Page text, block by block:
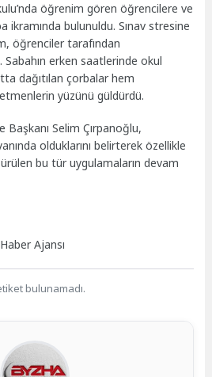
öğrenim gören öğrencilere ve
ikramında bulunuldu. Sınav stresine
öğrenciler tarafından
Sabahın erken saatlerinde okul
dağıtılan çorbalar hem
yüzünü güldürdü.
Selim Çırpanoğlu,
olduklarını belirterek özellikle
bu tür uygulamaların devam
Ajansı
bulunamadı.